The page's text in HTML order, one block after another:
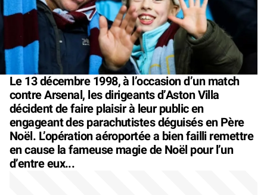
Le 13 décembre 1998, à l’occasion d’un match
contre Arsenal, les dirigeants d’Aston Villa
décident de faire plaisir à leur public en
engageant des parachutistes déguisés en Père
Noël. L’opération aéroportée a bien failli remettre
en cause la fameuse magie de Noël pour l’un
d’entre eux...